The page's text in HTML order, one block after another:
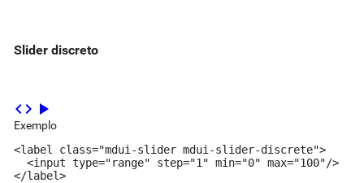
Slider discreto
code play_arrow
Exemplo
<label class="mdui-slider mdui-slider-discrete">
  <input type="range" step="1" min="0" max="100"/>
</label>